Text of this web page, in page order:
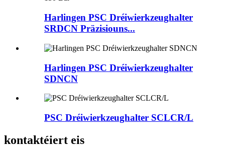
Harlingen PSC Dréiwierkzeughalter
SRDCN Präzisiouns...
Harlingen PSC Dréiwierkzeughalter
SDNCN
PSC Dréiwierkzeughalter SCLCR/L
kontaktéiert eis